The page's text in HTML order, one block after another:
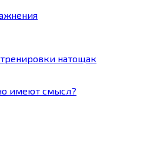
натощак
имеют смысл?